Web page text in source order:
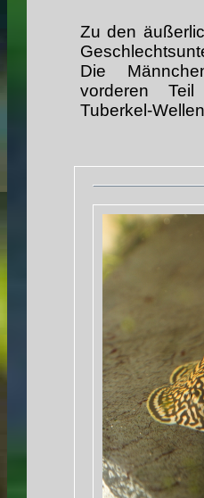
Zu den
Die
vorderen
Tuberkel-